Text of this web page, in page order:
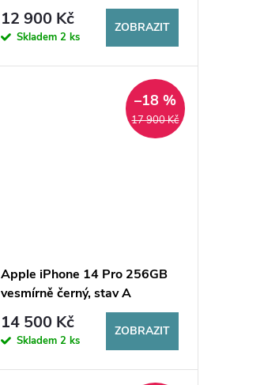
12 900 Kč
Skladem 2 ks
ZOBRAZIT
17 900 Kč
–18 %
Apple iPhone 14 Pro 256GB
vesmírně černý, stav A
14 500 Kč
Skladem 2 ks
ZOBRAZIT